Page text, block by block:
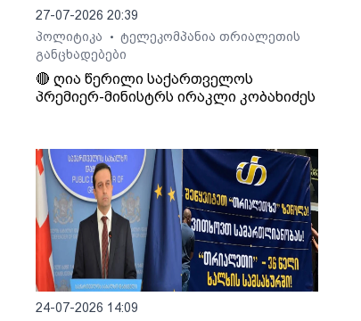
27-07-2026 20:39
პოლიტიკა
•
ტელეკომპანია თრიალეთის
განცხადებები
🔴 ღია წერილი საქართველოს
პრემიერ-მინისტრს ირაკლი კობახიძეს
24-07-2026 14:09